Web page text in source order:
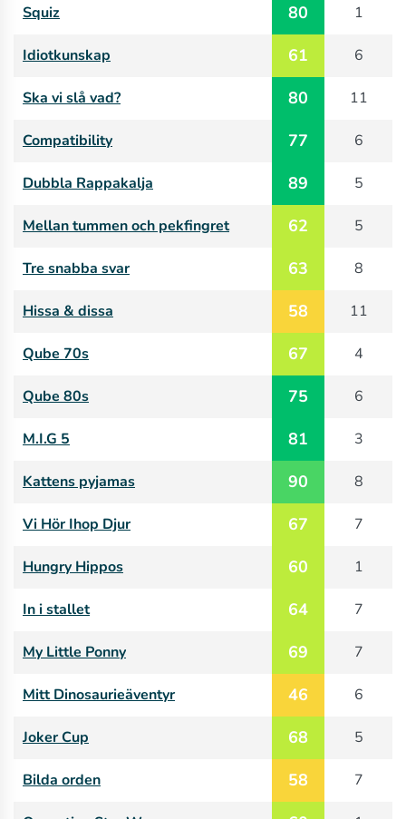
Squiz 80 1
Idiotkunskap 61 6
Ska vi slå vad? 80 11
Compatibility 77 6
Dubbla Rappakalja 89 5
Mellan tummen och pekfingret 62 5
Tre snabba svar 63 8
Hissa & dissa 58 11
Qube 70s 67 4
Qube 80s 75 6
M.I.G 5 81 3
Kattens pyjamas 90 8
Vi Hör Ihop Djur 67 7
Hungry Hippos 60 1
In i stallet 64 7
My Little Ponny 69 7
Mitt Dinosaurieäventyr 46 6
Joker Cup 68 5
Bilda orden 58 7